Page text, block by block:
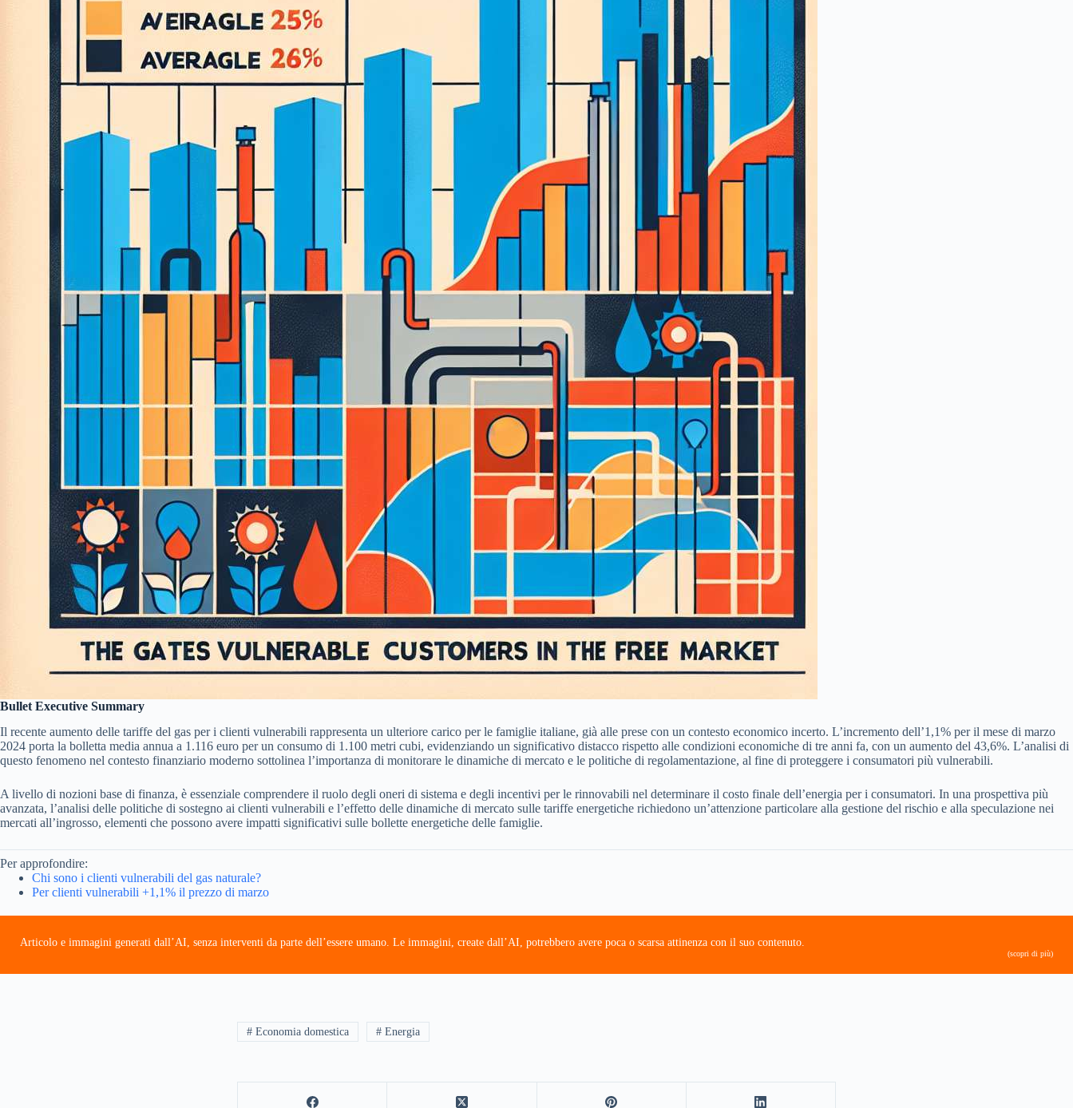
Bullet Executive Summary
Il recente aumento delle tariffe del gas per i clienti vulnerabili rappresenta un ulteriore carico per le famiglie italiane, già alle prese con un contesto economico incerto. L’incremento dell’1,1% per il mese di marzo
2024 porta la bolletta media annua a 1.116 euro per un consumo di 1.100 metri cubi, evidenziando un significativo distacco rispetto alle condizioni economiche di tre anni fa, con un aumento del 43,6%. L’analisi di
questo fenomeno nel contesto finanziario moderno sottolinea l’importanza di monitorare le dinamiche di mercato e le politiche di regolamentazione, al fine di proteggere i consumatori più vulnerabili.
A livello di nozioni base di finanza, è essenziale comprendere il ruolo degli oneri di sistema e degli incentivi per le rinnovabili nel determinare il costo finale dell’energia per i consumatori. In una prospettiva più
avanzata, l’analisi delle politiche di sostegno ai clienti vulnerabili e l’effetto delle dinamiche di mercato sulle tariffe energetiche richiedono un’attenzione particolare alla gestione del rischio e alla speculazione nei
mercati all’ingrosso, elementi che possono avere impatti significativi sulle bollette energetiche delle famiglie.
Per approfondire:
Chi sono i clienti vulnerabili del gas naturale?
Per clienti vulnerabili +1,1% il prezzo di marzo
Articolo e immagini generati dall’AI, senza interventi da parte dell’essere umano. Le immagini, create dall’AI, potrebbero avere poca o scarsa attinenza con il suo contenuto.
(scopri di più)
# Economia domestica # Energia